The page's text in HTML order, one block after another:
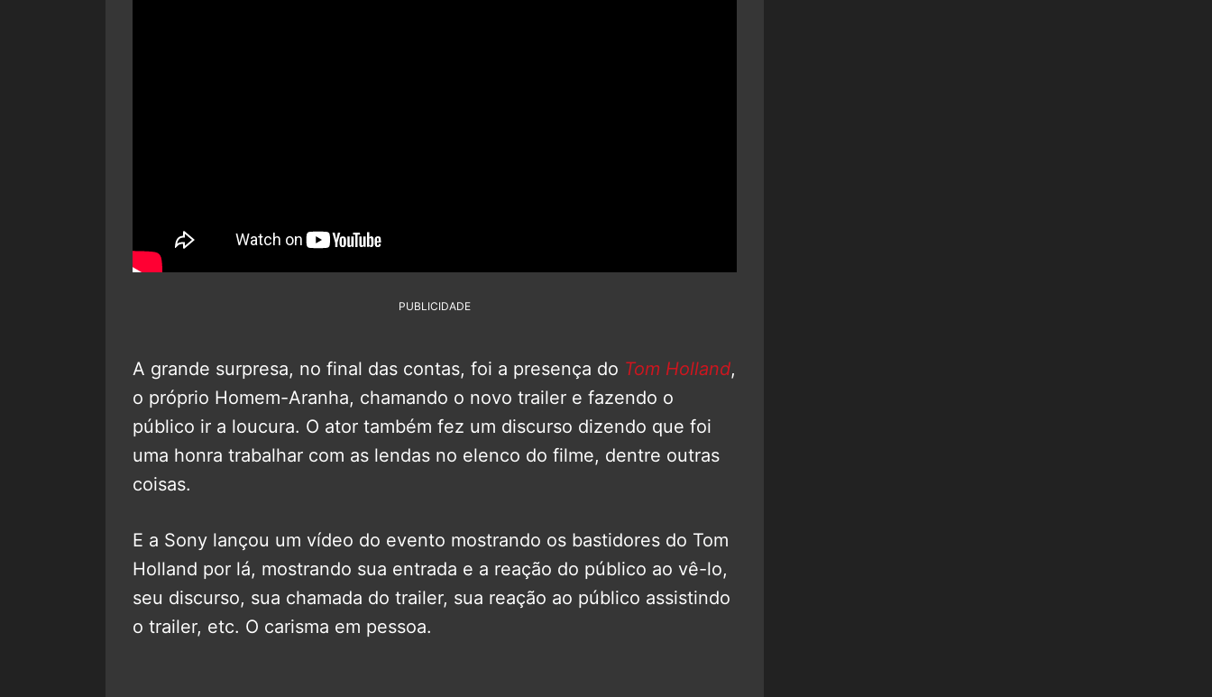
PUBLICIDADE
A grande surpresa, no final das contas, foi a presença do Tom Holland,
o próprio Homem-Aranha, chamando o novo trailer e fazendo o
público ir a loucura. O ator também fez um discurso dizendo que foi
uma honra trabalhar com as lendas no elenco do filme, dentre outras
coisas.
E a Sony lançou um vídeo do evento mostrando os bastidores do Tom
Holland por lá, mostrando sua entrada e a reação do público ao vê-lo,
seu discurso, sua chamada do trailer, sua reação ao público assistindo
o trailer, etc. O carisma em pessoa.